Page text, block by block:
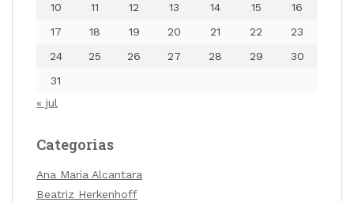
10
11 12 13 14 15
16
17
18 19 20 21 22
23
24
25 26 27 28 29
30
31
« jul
Categorias
Ana Maria Alcantara
Beatriz Herkenhoff